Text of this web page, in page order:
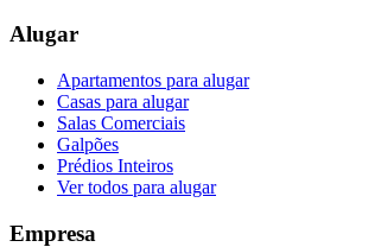
Alugar
Apartamentos para alugar
Casas para alugar
Salas Comerciais
Galpões
Prédios Inteiros
Ver todos para alugar
Empresa